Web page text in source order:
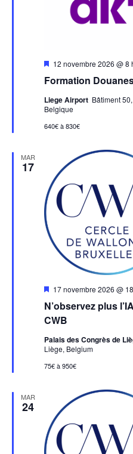
Formation
Mis
avant
12 novembre 2026 @ 8
Liege Airport Bâtiment
Belgique
640€ à 830€
MAR
17
N’observez plus
CWB
Mis
avant
17 novembre 2026 @
Palais des Congrès de
Liège, Belgium
75€ à 950€
MAR
24